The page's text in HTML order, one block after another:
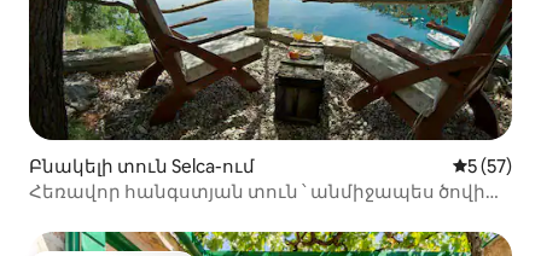
Բնակելի տուն Selca-ում Միջին
5 (57)
Հեռավոր հանգստյան տուն ՝ անմիջապես ծովի